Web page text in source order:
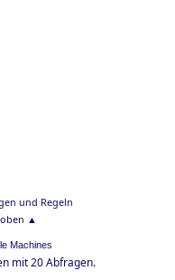
und Regeln
oben ▲
Machines
mit 20 Abfragen.